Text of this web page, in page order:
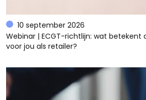
10 september 2026
Webinar | ECGT-richtlijn: wat betekent
voor jou als retailer?